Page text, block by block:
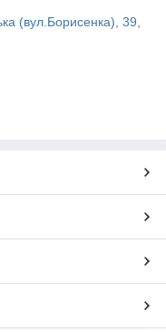
(вул.Борисенка), 39,